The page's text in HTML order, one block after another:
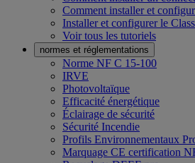
Comment installer et
Installer et configurer le
Voir tous les tutoriels
normes et réglementations
Norme NF C 15-100
IRVE
Photovoltaïque
Efficacité énergétique
Éclairage de sécurité
Sécurité Incendie
Profils Environnementaux
Marquage CE certification